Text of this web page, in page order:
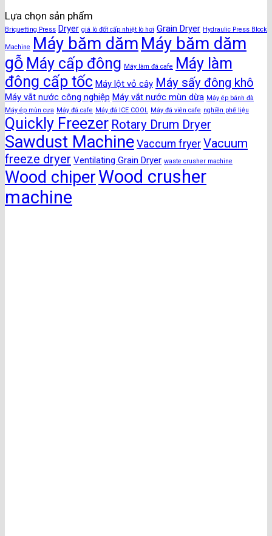
Lựa chọn sản phẩm
Briquetting Press Dryer giá lò đốt cấp nhiệt lò hơi Grain Dryer Hydraulic Press Block
Machine Máy băm dăm Máy băm dăm
gỗ Máy cấp đông Máy làm đá cafe
Máy làm
đông cấp tốc Máy lột vỏ cây Máy sấy đông khô
Máy vắt nước công nghiệp Máy vắt nước mùn dừa Máy ép bánh đà
Máy ép mùn cưa Máy đá cafe Máy đá ICE COOL Máy đá viên cafe nghiền phế liệu
Quickly Freezer Rotary Drum Dryer
Sawdust MachineVaccum fryerVacuum
freeze dryer Ventilating Grain Dryer waste crusher machine
Wood chiperWood crusher
machine